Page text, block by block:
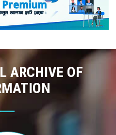
ARCHIVE OF